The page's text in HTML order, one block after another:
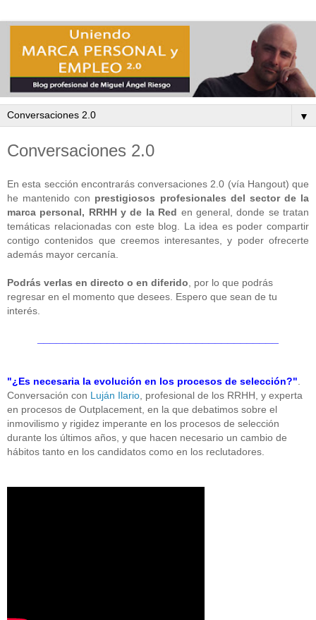
▼
Conversaciones 2.0
En esta sección encontrarás conversaciones 2.0 (vía Hangout) que
he mantenido con prestigiosos profesionales del sector de la
marca personal, RRHH y de la Red en general, donde se tratan
temáticas relacionadas con este blog. La idea es poder compartir
contigo contenidos que creemos interesantes, y poder ofrecerte
además mayor cercanía.
Podrás verlas en directo o en diferido, por lo que podrás
regresar en el momento que desees. Espero que sean de tu
interés.
"¿Es necesaria la evolución en los procesos de selección?".
Conversación con Luján Ilario, profesional de los RRHH, y experta
en procesos de Outplacement, en la que debatimos sobre el
inmovilismo y rigidez imperante en los procesos de selección
durante los últimos años, y que hacen necesario un cambio de
hábitos tanto en los candidatos como en los reclutadores.